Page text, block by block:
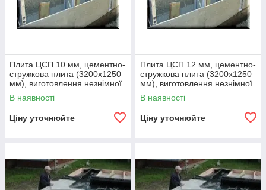
контейнерних будівлях
Плита ЦСП 10 мм, цементно-
стружкова плита (3200х1250
мм), виготовлення незнімної
опалубки
В наявності
Ціну уточнюйте
Плита ЦСП 12 мм, цементно-
стружкова плита (3200х1250
мм), виготовлення незнімної
опалубки
В наявності
Ціну уточнюйте